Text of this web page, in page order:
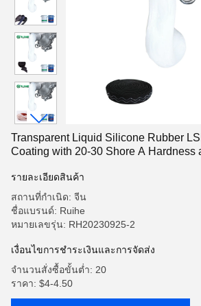
Transparent Liquid Silicone Rubber
Coating with 20-30 Shore A Hardness
รายละเอียดสินค้า
สถานที่กำเนิด: จีน
ชื่อแบรนด์: Ruihe
หมายเลขรุ่น: RH20230925-2
เงื่อนไขการชำระเงินและการจัดส่ง
จำนวนสั่งซื้อขั้นต่ำ: 20
ราคา: $4-4.50